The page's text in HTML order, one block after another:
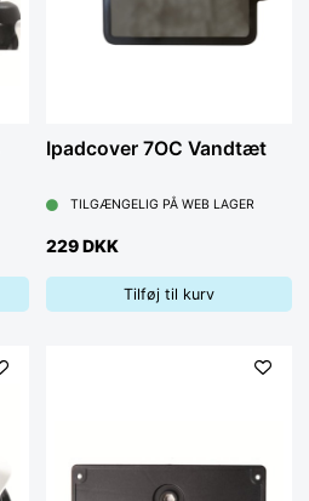
Ipadcover 7OC Vandtæt
TILGÆNGELIG PÅ WEB LAGER
229 DKK
Tilføj til kurv